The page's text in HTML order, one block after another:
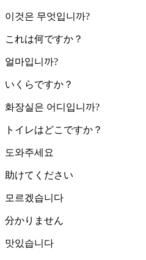
이것은 무엇입니까?
これは何ですか？
얼마입니까?
いくらですか？
화장실은 어디입니까?
トイレはどこですか？
도와주세요
助けてください
모르겠습니다
分かりません
맛있습니다